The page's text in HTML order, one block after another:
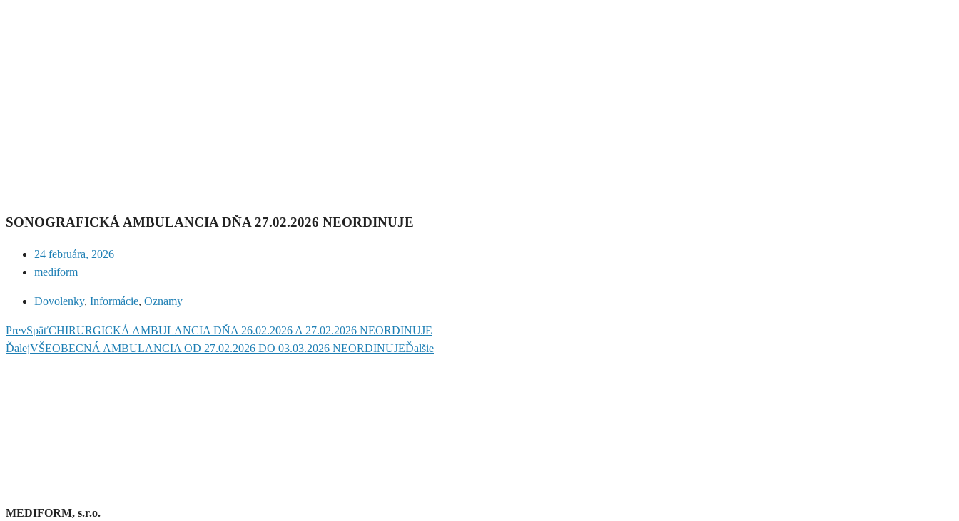
SONOGRAFICKÁ AMBULANCIA DŇA 27.02.2026 NEORDINUJE
24 februára, 2026
mediform
Dovolenky, Informácie, Oznamy
PrevSpäťCHIRURGICKÁ AMBULANCIA DŇA 26.02.2026 A 27.02.2026 NEORDINUJE
ĎalejVŠEOBECNÁ AMBULANCIA OD 27.02.2026 DO 03.03.2026 NEORDINUJEĎalšie
MEDIFORM, s.r.o.